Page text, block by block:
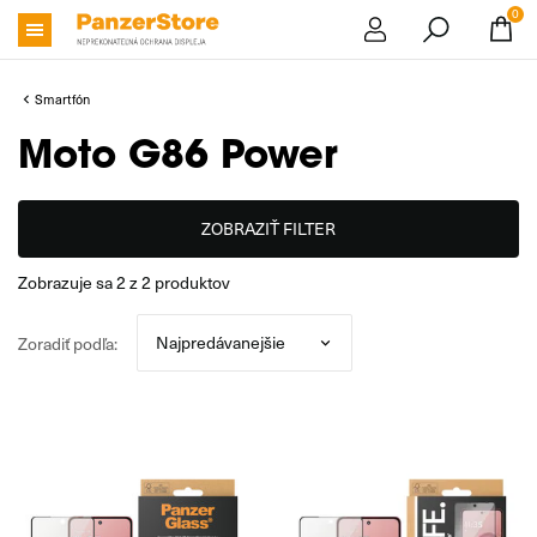
0
Smartfón
Moto G86 Power
ZOBRAZIŤ FILTER
zobrazuje sa2z2 produktov
Zoradiť podľa: